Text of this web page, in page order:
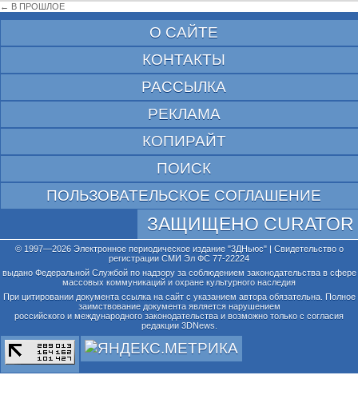
← В ПРОШЛОЕ
О САЙТЕ
КОНТАКТЫ
РАССЫЛКА
РЕКЛАМА
КОПИРАЙТ
ПОИСК
ПОЛЬЗОВАТЕЛЬСКОЕ СОГЛАШЕНИЕ
ЗАЩИЩЕНО CURATOR
© 1997—2026 Электронное периодическое издание "3ДНьюс" | Свидетельство о
регистрации СМИ Эл ФС 77-22224
выдано Федеральной Службой по надзору за соблюдением законодательства в сфере
массовых коммуникаций и охране культурного наследия
При цитировании документа ссылка на сайт с указанием автора обязательна. Полное
заимствование документа является нарушением
российского и международного законодательства и возможно только с согласия
редакции 3DNews.